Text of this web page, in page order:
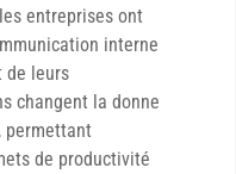
entreprises ont
interne
de leurs
changent la donne
permettant
de productivité